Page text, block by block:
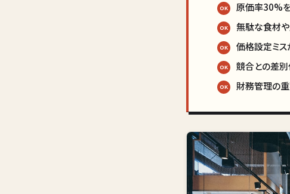
原価率30%
無駄な食材
価格設定ミ
競合との差別
財務管理の